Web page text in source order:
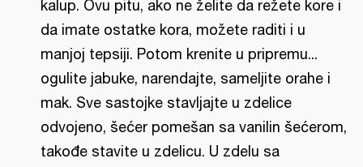
kalup. Ovu pitu, ako ne želite da režete kore i
da imate ostatke kora, možete raditi i u
manjoj tepsiji. Potom krenite u pripremu...
ogulite jabuke, narendajte, sameljite orahe i
mak. Sve sastojke stavljajte u zdelice
odvojeno, šećer pomešan sa vanilin šećerom,
takođe stavite u zdelicu. U zdelu sa